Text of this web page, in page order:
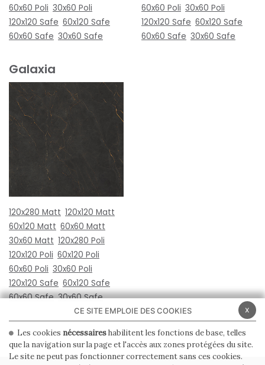
60x60 Poli 30x60 Poli
120x120 Safe 60x120 Safe
60x60 Safe 30x60 Safe
60x60 Poli 30x60 Poli
120x120 Safe 60x120 Safe
60x60 Safe 30x60 Safe
Galaxia
120x280 Matt 120x120 Matt
60x120 Matt 60x60 Matt
30x60 Matt 120x280 Poli
120x120 Poli 60x120 Poli
60x60 Poli 30x60 Poli
120x120 Safe 60x120 Safe
60x60 Safe 30x60 Safe
x
CE SITE EMPLOIE DES COOKIES
Les cookies nécessaireshabilitent les fonctions de base, telles
que la navigation sur la page et l'accès aux zones protégées du site.
Le site ne peut pas fonctionner correctement sans ces cookies.